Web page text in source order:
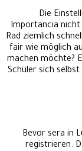
Die
Importancia nicht
Rad ziemlich
fair wie möglich
machen möchte?
Schüler sich
Bevor sera in
registrieren.